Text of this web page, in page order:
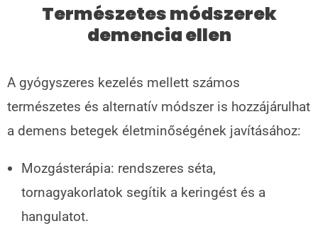
Természetes módszerek
demencia ellen
A gyógyszeres kezelés mellett számos
természetes és alternatív módszer is hozzájárulhat
a demens betegek életminőségének javításához:
Mozgásterápia: rendszeres séta,
tornagyakorlatok segítik a keringést és a
hangulatot.